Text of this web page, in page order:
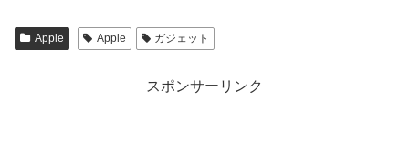
Apple Apple ガジェット
スポンサーリンク